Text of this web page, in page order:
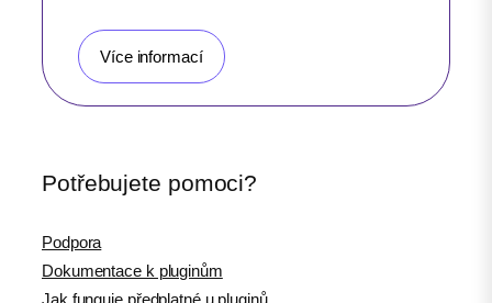
Více informací
Potřebujete pomoci?
Podpora
Dokumentace k pluginům
Jak funguje předplatné u pluginů